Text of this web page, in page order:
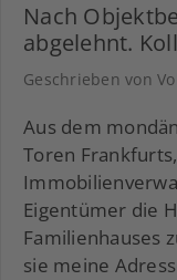
Nach
abgelehnt.
Geschrieben von
Aus dem
Toren
Eigentümer die
Familienhauses
sie meine